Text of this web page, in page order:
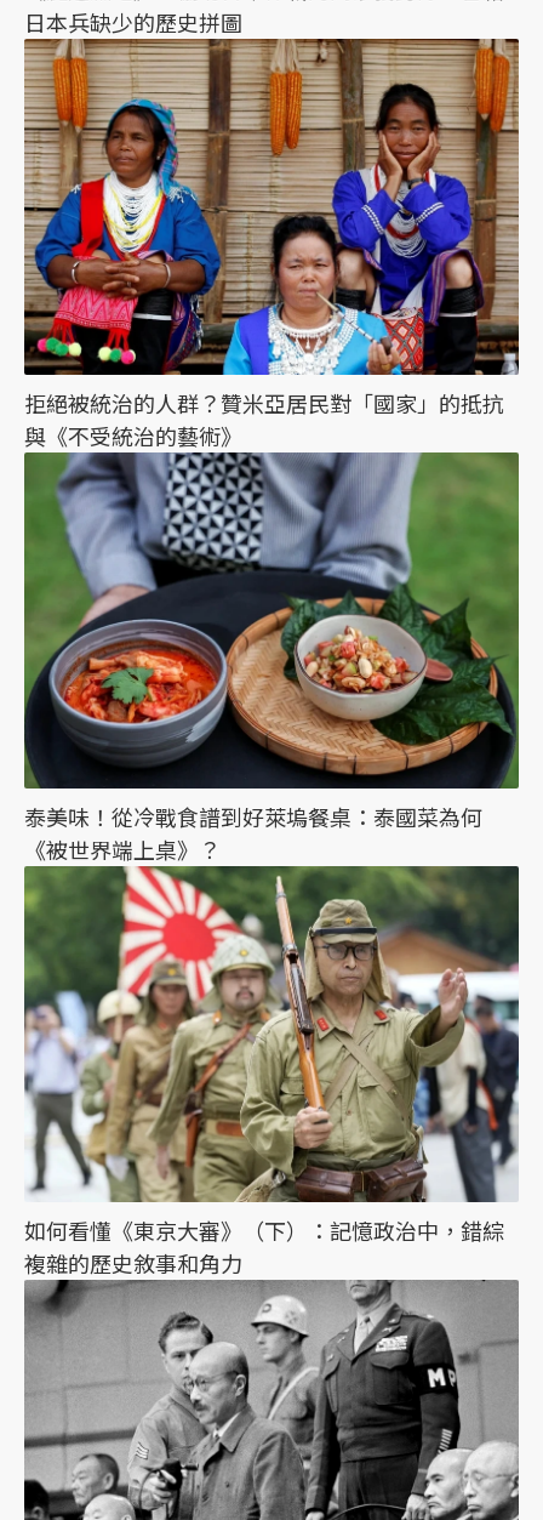
日本兵缺少的歷史拼圖
拒絕被統治的人群？贊米亞居民對「國家」的抵抗
與《不受統治的藝術》
泰美味！從冷戰食譜到好萊塢餐桌：泰國菜為何
《被世界端上桌》？
如何看懂《東京大審》（下）：記憶政治中，錯綜
複雜的歷史敘事和角力